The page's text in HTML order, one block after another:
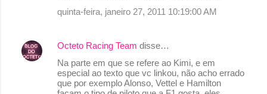
quinta-feira, janeiro 27, 2011 10:19:00 AM
Octeto Racing Team disse…
Na parte em que se refere ao Kimi, e em
especial ao texto que vc linkou, não acho errado
que por exemplo Alonso, Vettel e Hamilton